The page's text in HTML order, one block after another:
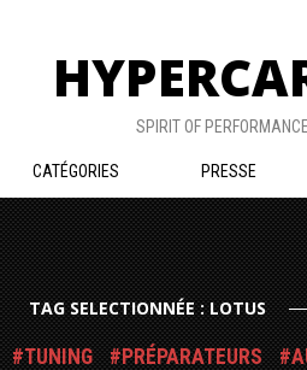
SPIRIT OF PERFORMANCE
CATÉGORIES PRESSE
TAG SELECTIONNÉE : LOTUS
TUNING PRÉPARATEURS